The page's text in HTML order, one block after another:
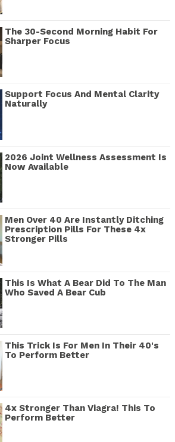
The 30-Second Morning Habit For
Sharper Focus
Support Focus And Mental Clarity
Naturally
2026 Joint Wellness Assessment Is
Now Available
Men Over 40 Are Instantly Ditching
Prescription Pills For These 4x
Stronger Pills
This Is What A Bear Did To The Man
Who Saved A Bear Cub
This Trick Is For Men In Their 40's
To Perform Better
4x Stronger Than Viagra! This To
Perform Better